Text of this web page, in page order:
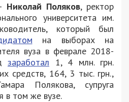
Николай Поляков, ректор
университета им.
который был
на выборах на
вуза в феврале 2018-
заработал 1, 4 млн. грн.
средств, 164, 3 тыс. грн.,
Полякова, супруга
в том же вузе.